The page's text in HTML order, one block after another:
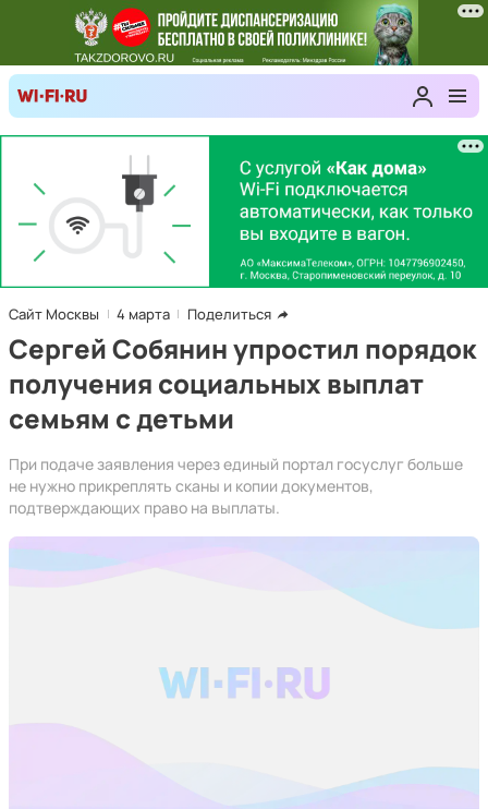
Сайт Москвы 4 марта Поделиться
Сергей Собянин упростил порядок
получения социальных выплат
семьям с детьми
При подаче заявления через единый портал госуслуг больше
не нужно прикреплять сканы и копии документов,
подтверждающих право на выплаты.